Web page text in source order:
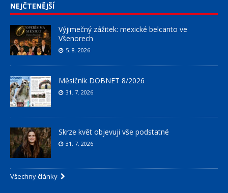
NEJČTENĚJŠÍ
Výjimečný zážitek: mexické belcanto ve
Všenorech
5. 8. 2026
Měsíčník DOBNET 8/2026
31. 7. 2026
Skrze květ objevuji vše podstatné
31. 7. 2026
Všechny články